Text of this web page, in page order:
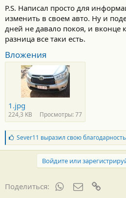
P.S. Написал просто для
изменить в своем авто. Ну и
дней не давало покоя, и вконце
разница все таки есть.
Вложения
1.jpg
224,3 KB Просмотры: 77
Б
л
а
а
р
Sever11 выразил свою благодарность
Войдите или
Поделиться: WhatsApp